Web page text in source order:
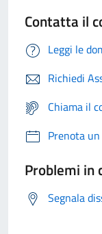
Contatta il
Leggi le
Richiedi
Chiama il
Prenota
Problemi in
Segnala